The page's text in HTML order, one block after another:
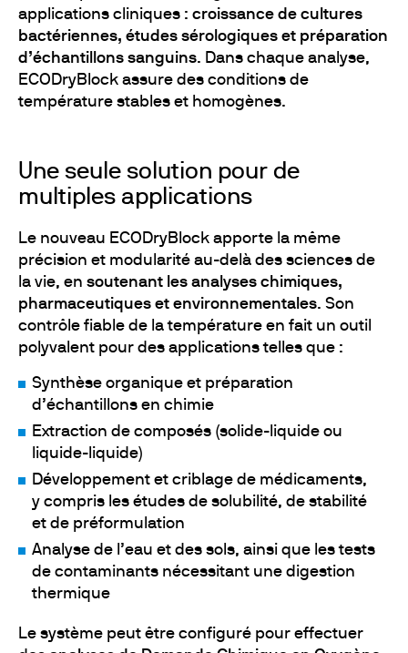
applications cliniques : croissance de cultures
bactériennes, études sérologiques et préparation
d’échantillons sanguins. Dans chaque analyse,
ECODryBlock assure des conditions de
température stables et homogènes.
Une seule solution pour de
multiples applications
Le nouveau ECODryBlock apporte la même
précision et modularité au-delà des sciences de
la vie, en soutenant les analyses chimiques,
pharmaceutiques et environnementales. Son
contrôle fiable de la température en fait un outil
polyvalent pour des applications telles que :
Synthèse organique et préparation
d’échantillons en chimie
Extraction de composés (solide-liquide ou
liquide-liquide)
Développement et criblage de médicaments,
y compris les études de solubilité, de stabilité
et de préformulation
Analyse de l’eau et des sols, ainsi que les tests
de contaminants nécessitant une digestion
thermique
Le système peut être configuré pour effectuer